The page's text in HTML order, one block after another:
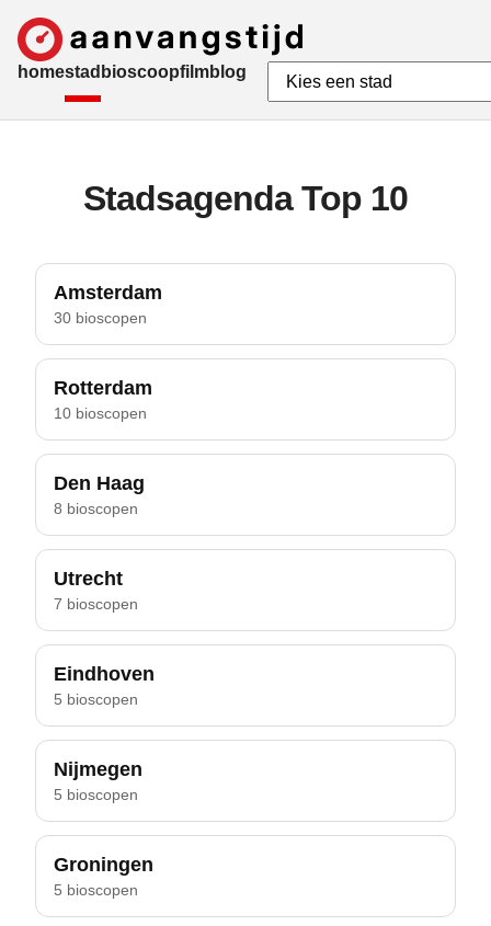
homestad bioscoopfilmblog
Stadsagenda Top 10
Amsterdam
30 bioscopen
Rotterdam
10 bioscopen
Den Haag
8 bioscopen
Utrecht
7 bioscopen
Eindhoven
5 bioscopen
Nijmegen
5 bioscopen
Groningen
5 bioscopen